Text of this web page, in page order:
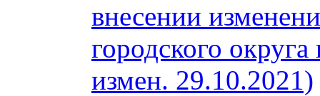
внесении
городского
измен. 29.10.2021)